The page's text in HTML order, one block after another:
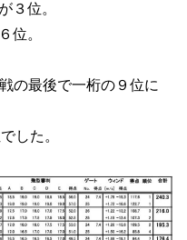
３位。
位。
の最後で一桁の９位に
した。